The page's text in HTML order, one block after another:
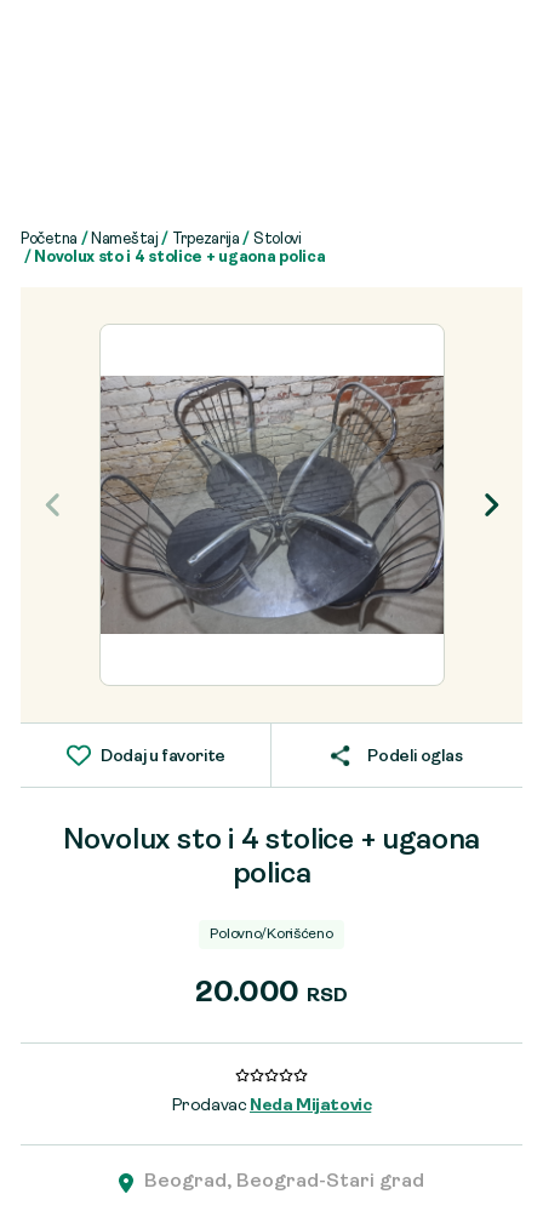
Početna / Nameštaj / Trpezarija / Stolovi
/ Novolux sto i 4 stolice + ugaona polica
Dodaj u favorite Podeli oglas
Novolux sto i 4 stolice + ugaona
polica
Polovno/Korišćeno
20.000 RSD
Prodavac Neda Mijatovic
Beograd, Beograd-Stari grad